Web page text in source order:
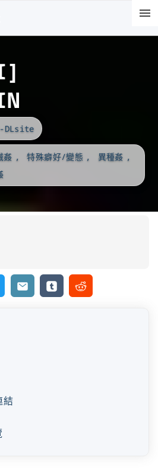
-DLsite
姦 特殊癖好/變態
異種姦
Email TumblrReddit